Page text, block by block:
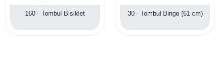
160 - Tombul Bisiklet 30 - Tombul Bingo (61 cm)